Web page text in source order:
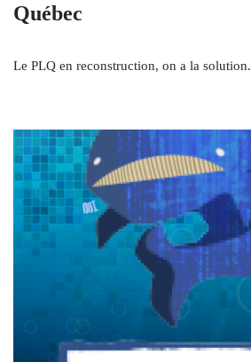
Québec
Le PLQ en reconstruction, on a la solution.